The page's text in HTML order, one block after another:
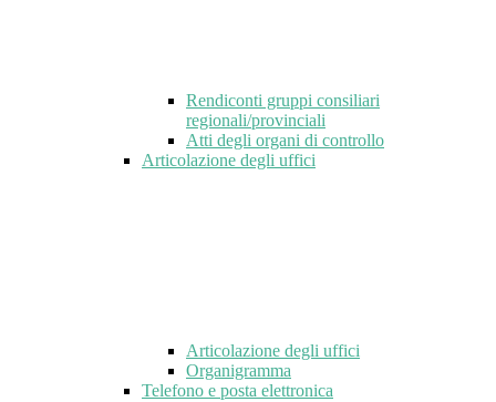
Rendiconti gruppi consiliari
regionali/provinciali
Atti degli organi di controllo
Articolazione degli uffici
Articolazione degli uffici
Organigramma
Telefono e posta elettronica